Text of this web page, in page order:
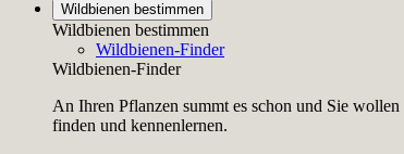
Wildbienen bestimmen
Wildbienen bestimmen
Wildbienen-Finder
Wildbienen-Finder
An Ihren Pflanzen summt es schon und Sie
finden und kennenlernen.